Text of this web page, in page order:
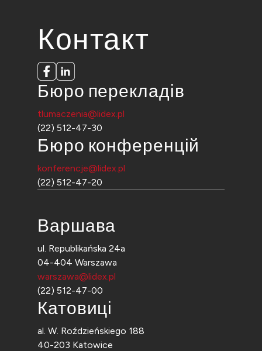
Контакт
Бюро перекладів
tlumaczenia@lidex.pl
(22) 512-47-30
Бюро конференцій
konferencje@lidex.pl
(22) 512-47-20
Варшава
ul. Republikańska 24a
04-404 Warszawa
warszawa@lidex.pl
(22) 512-47-00
Катовиці
al. W. Roździeńskiego 188
40-203 Katowice